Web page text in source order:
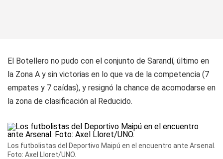
El Botellero no pudo con el conjunto de Sarandí, último en
la Zona A y sin victorias en lo que va de la competencia (7
empates y 7 caídas), y resignó la chance de acomodarse en
la zona de clasificación al Reducido.
Los futbolistas del Deportivo Maipú en el encuentro ante Arsenal.
Foto: Axel Lloret/UNO.